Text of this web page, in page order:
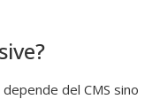
del CMS sino